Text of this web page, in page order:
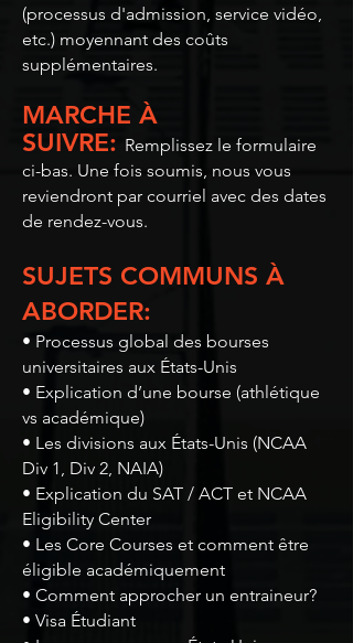
(processus d'admission, service vidéo,
etc.) moyennant des coûts
supplémentaires.
MARCHE À
SUIVRE: Remplissez le formulaire
ci-bas. Une fois soumis, nous vous
reviendront par courriel avec des dates
de rendez-vous.
SUJETS COMMUNS À
ABORDER:
• Processus global des bourses
universitaires aux États-Unis
• Explication d’une bourse (athlétique
vs académique)
• Les divisions aux États-Unis (NCAA
Div 1, Div 2, NAIA)
• Explication du SAT / ACT et NCAA
Eligibility Center
• Les Core Courses et comment être
éligible académiquement
• Comment approcher un entraineur?
• Visa Étudiant